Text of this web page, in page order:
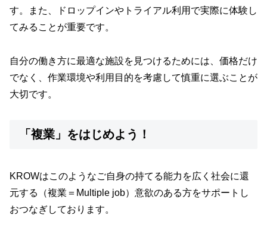
す。また、ドロップインやトライアル利用で実際に体験し
てみることが重要です。
自分の働き方に最適な施設を見つけるためには、価格だけ
でなく、作業環境や利用目的を考慮して慎重に選ぶことが
大切です。
「複業」をはじめよう！
KROWはこのようなご自身の持てる能力を広く社会に還
元する（複業＝Multiple job）意欲のある方をサポートし
おつなぎしております。